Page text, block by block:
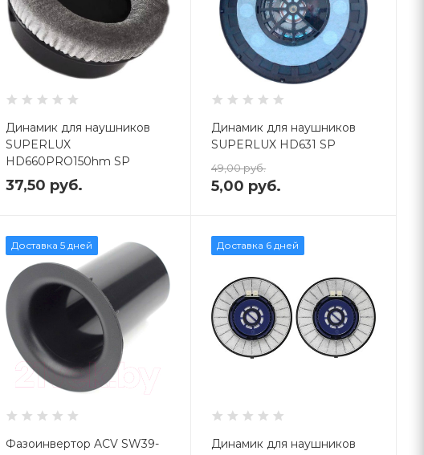
Динамик для наушников
SUPERLUX
HD660PRO150hm SP
37,50 руб.
Динамик для наушников
SUPERLUX HD631 SP
49,00руб.
5,00 руб.
Доставка 5 дней
Фазоинвертор ACV SW39-
Доставка 6 дней
Динамик для наушников